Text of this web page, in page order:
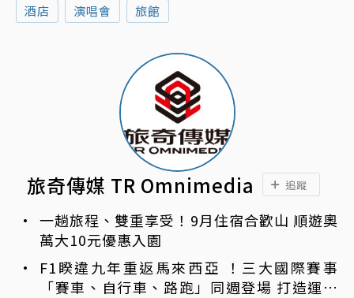
酒店 演唱會 旅館
旅奇傳媒 TR Omnimedia 追蹤
一趟旅程、雙重享受！9月住宿合歡山 順遊奧
萬大10元優惠入園
F1睽違九年重返馬來西亞 ！三大國際賽事
「賽車、自行車、路跑」同週登場 打造運動